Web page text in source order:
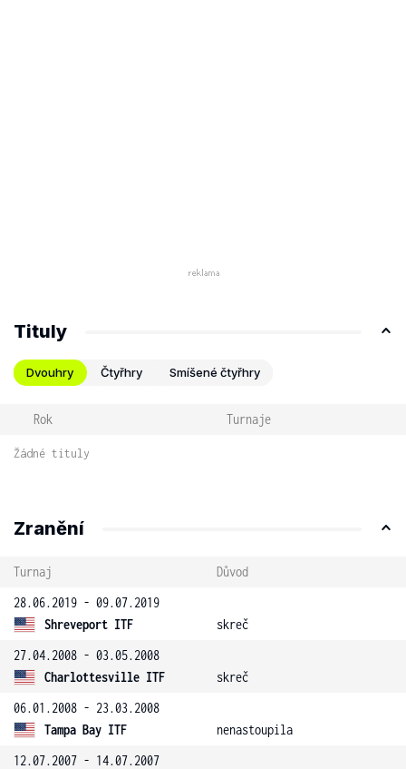
Tituly
Dvouhry Čtyřhry Smíšené čtyřhry
Rok Turnaje
Žádné tituly
Zranění
Turnaj
Důvod
28.06.2019 - 09.07.2019
Shreveport ITF
skreč
27.04.2008 - 03.05.2008
Charlottesville ITF
skreč
06.01.2008 - 23.03.2008
Tampa Bay ITF
nenastoupila
12.07.2007 - 14.07.2007